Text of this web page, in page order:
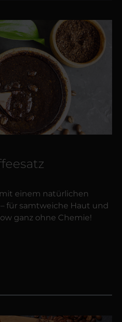
einem natürlichen
für samtweiche Haut und
ganz ohne Chemie!